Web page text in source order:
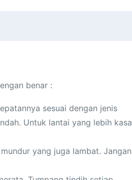
benar :
sesuai dengan jenis
Untuk lantai yang lebih
yang juga lambat. Jangan